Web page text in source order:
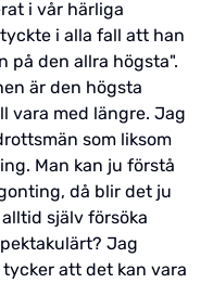
i vår härliga
i alla fall att han
på den allra högsta".
är den högsta
vara med längre. Jag
som liksom
Man kan ju förstå
då blir det ju
själv försöka
Jag
att det kan vara